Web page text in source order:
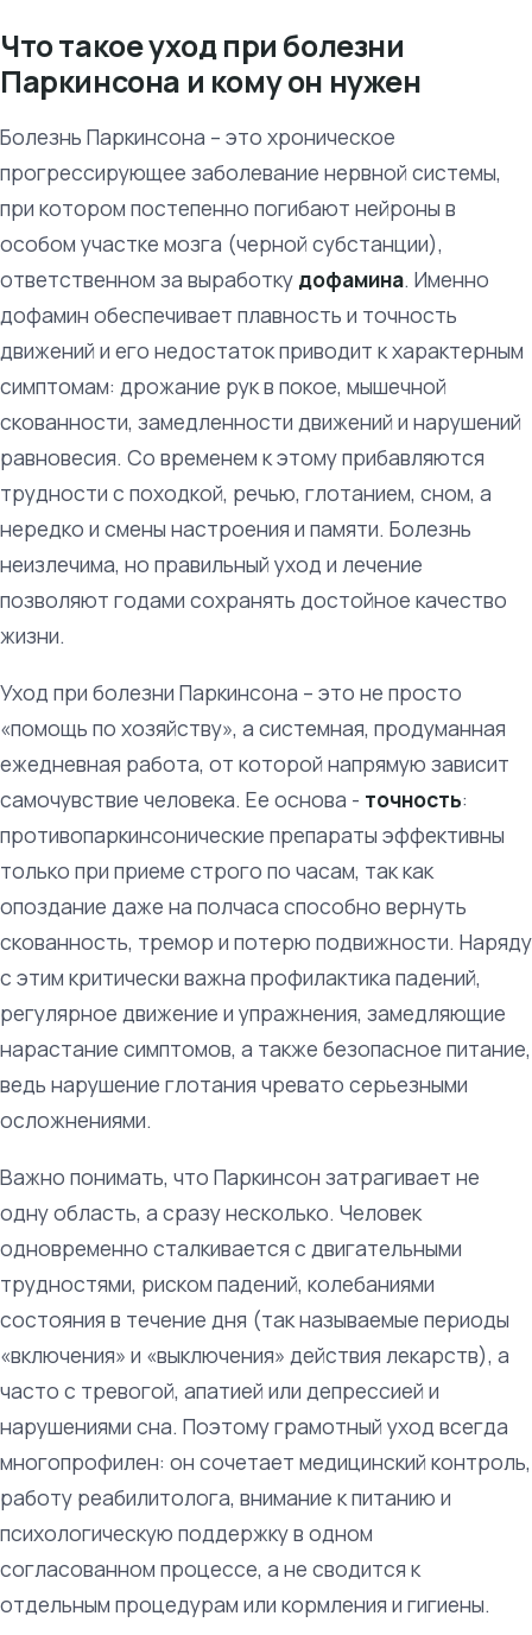
Что такое уход при болезни
Паркинсона и кому он нужен
Болезнь Паркинсона – это хроническое
прогрессирующее заболевание нервной системы,
при котором постепенно погибают нейроны в
особом участке мозга (черной субстанции),
ответственном за выработку дофамина. Именно
дофамин обеспечивает плавность и точность
движений и его недостаток приводит к характерным
симптомам: дрожание рук в покое, мышечной
скованности, замедленности движений и нарушений
равновесия. Со временем к этому прибавляются
трудности с походкой, речью, глотанием, сном, а
нередко и смены настроения и памяти. Болезнь
неизлечима, но правильный уход и лечение
позволяют годами сохранять достойное качество
жизни.
Уход при болезни Паркинсона – это не просто
«помощь по хозяйству», а системная, продуманная
ежедневная работа, от которой напрямую зависит
самочувствие человека. Ее основа - точность:
противопаркинсонические препараты эффективны
только при приеме строго по часам, так как
опоздание даже на полчаса способно вернуть
скованность, тремор и потерю подвижности. Наряду
с этим критически важна профилактика падений,
регулярное движение и упражнения, замедляющие
нарастание симптомов, а также безопасное питание,
ведь нарушение глотания чревато серьезными
осложнениями.
Важно понимать, что Паркинсон затрагивает не
одну область, а сразу несколько. Человек
одновременно сталкивается с двигательными
трудностями, риском падений, колебаниями
состояния в течение дня (так называемые периоды
«включения» и «выключения» действия лекарств), а
часто с тревогой, апатией или депрессией и
нарушениями сна. Поэтому грамотный уход всегда
многопрофилен: он сочетает медицинский контроль,
работу реабилитолога, внимание к питанию и
психологическую поддержку в одном
согласованном процессе, а не сводится к
отдельным процедурам или кормления и гигиены.